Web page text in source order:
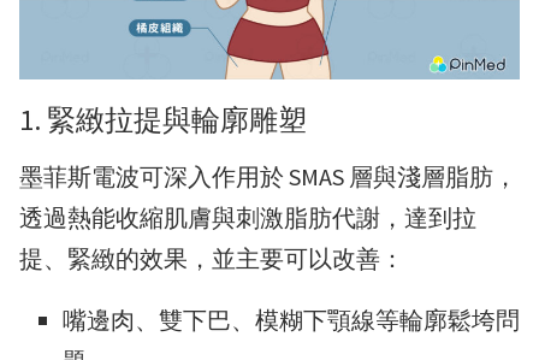
1. 緊緻拉提與輪廓雕塑
墨菲斯電波可深入作用於 SMAS 層與淺層脂肪，
透過熱能收縮肌膚與刺激脂肪代謝，達到拉
提、緊緻的效果，並主要可以改善：
嘴邊肉、雙下巴、模糊下顎線等輪廓鬆垮問